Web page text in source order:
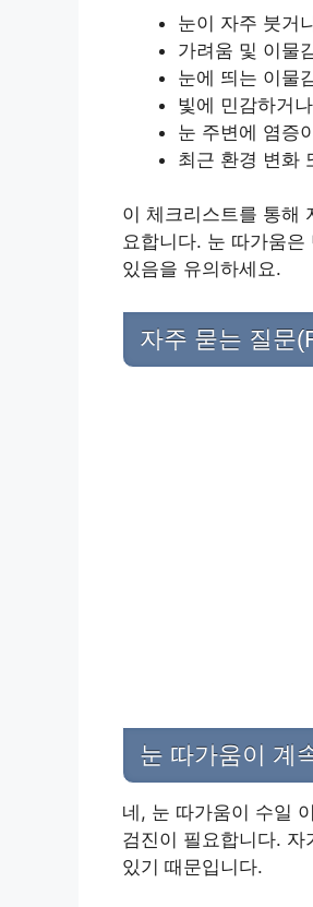
눈이 자주 붓거
가려움 및 이물
눈에 띄는 이물
빛에 민감하거
눈 주변에 염증
최근 환경 변화
이 체크리스트를 통해
요합니다. 눈 따가움
있음을 유의하세요.
자주 묻는 질문
눈 따가움이 계
네, 눈 따가움이 수일
검진이 필요합니다.
있기 때문입니다.